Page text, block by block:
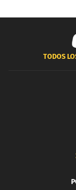
TODOS